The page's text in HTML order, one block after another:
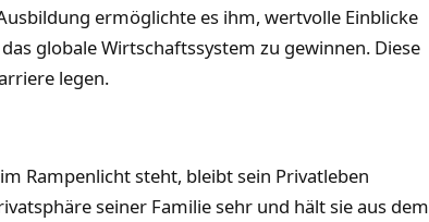
ermöglichte es ihm, wertvolle Einblicke
globale Wirtschaftssystem zu gewinnen. Diese
legen.
Rampenlicht steht, bleibt sein Privatleben
seiner Familie sehr und hält sie aus dem